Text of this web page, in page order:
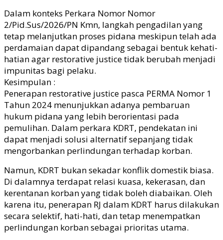
Dalam konteks Perkara Nomor Nomor
2/Pid.Sus/2026/PN Kmn, langkah pengadilan yang
tetap melanjutkan proses pidana meskipun telah ada
perdamaian dapat dipandang sebagai bentuk kehati-
hatian agar restorative justice tidak berubah menjadi
impunitas bagi pelaku.
Kesimpulan :
Penerapan restorative justice pasca PERMA Nomor 1
Tahun 2024 menunjukkan adanya pembaruan
hukum pidana yang lebih berorientasi pada
pemulihan. Dalam perkara KDRT, pendekatan ini
dapat menjadi solusi alternatif sepanjang tidak
mengorbankan perlindungan terhadap korban.
Namun, KDRT bukan sekadar konflik domestik biasa.
Di dalamnya terdapat relasi kuasa, kekerasan, dan
kerentanan korban yang tidak boleh diabaikan. Oleh
karena itu, penerapan RJ dalam KDRT harus dilakukan
secara selektif, hati-hati, dan tetap menempatkan
perlindungan korban sebagai prioritas utama.